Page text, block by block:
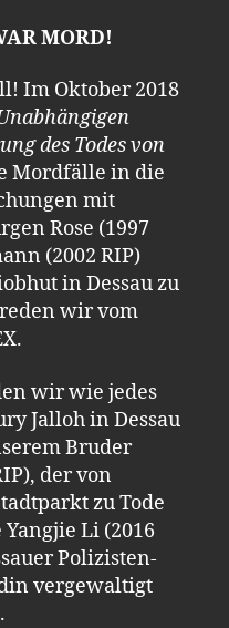
MORD!
Im Oktober 2018
des Todes von
Mordfälle in die
mit
Rose (1997
(2002 RIP)
in Dessau zu
wir vom
wir wie jedes
Jalloh in Dessau
Bruder
der von
zu Tode
Li (2016
Polizisten-
vergewaltigt